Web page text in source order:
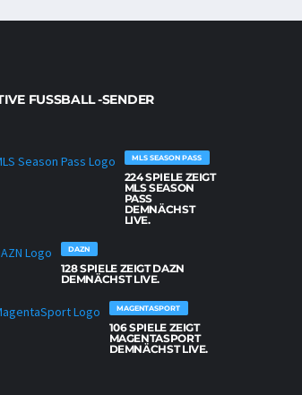
FUSSBALL -SENDER
MLS SEASON PASS
224 SPIELE ZEIGT
MLS SEASON
PASS
DEMNÄCHST
LIVE.
DAZN
128 SPIELE ZEIGT DAZN
DEMNÄCHST LIVE.
MAGENTASPORT
106 SPIELE ZEIGT
MAGENTASPORT
DEMNÄCHST LIVE.